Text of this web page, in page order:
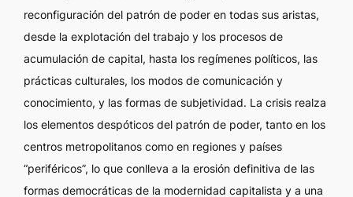
reconfiguración del patrón de poder en todas sus aristas,
desde la explotación del trabajo y los procesos de
acumulación de capital, hasta los regímenes políticos, las
prácticas culturales, los modos de comunicación y
conocimiento, y las formas de subjetividad. La crisis realza
los elementos despóticos del patrón de poder, tanto en los
centros metropolitanos como en regiones y países
“periféricos”, lo que conlleva a la erosión definitiva de las
formas democráticas de la modernidad capitalista y a una